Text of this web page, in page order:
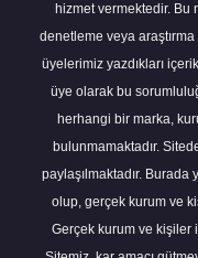
hizmet vermektedir.
denetleme veya
üyelerimiz yazdıkları
üye olarak bu
herhangi bir marka,
bulunmamaktadır.
paylaşılmaktadır.
olup, gerçek kurum ve
Gerçek kurum ve kişiler